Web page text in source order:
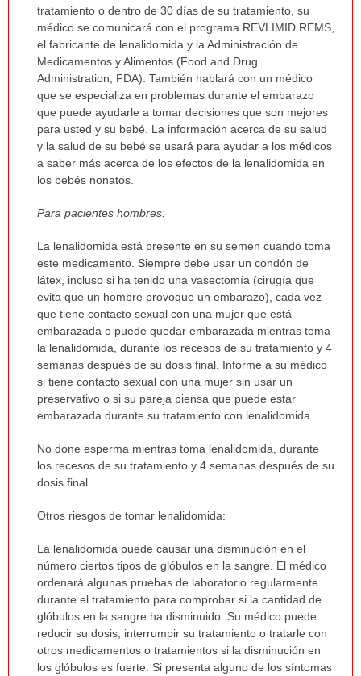
tratamiento o dentro de 30 días de su tratamiento, su
médico se comunicará con el programa REVLIMID REMS,
el fabricante de lenalidomida y la Administración de
Medicamentos y Alimentos (Food and Drug
Administration, FDA). También hablará con un médico
que se especializa en problemas durante el embarazo
que puede ayudarle a tomar decisiones que son mejores
para usted y su bebé. La información acerca de su salud
y la salud de su bebé se usará para ayudar a los médicos
a saber más acerca de los efectos de la lenalidomida en
los bebés nonatos.
Para pacientes hombres:
La lenalidomida está presente en su semen cuando toma
este medicamento. Siempre debe usar un condón de
látex, incluso si ha tenido una vasectomía (cirugía que
evita que un hombre provoque un embarazo), cada vez
que tiene contacto sexual con una mujer que está
embarazada o puede quedar embarazada mientras toma
la lenalidomida, durante los recesos de su tratamiento y 4
semanas después de su dosis final. Informe a su médico
si tiene contacto sexual con una mujer sin usar un
preservativo o si su pareja piensa que puede estar
embarazada durante su tratamiento con lenalidomida.
No done esperma mientras toma lenalidomida, durante
los recesos de su tratamiento y 4 semanas después de su
dosis final.
Otros riesgos de tomar lenalidomida:
La lenalidomida puede causar una disminución en el
número ciertos tipos de glóbulos en la sangre. El médico
ordenará algunas pruebas de laboratorio regularmente
durante el tratamiento para comprobar si la cantidad de
glóbulos en la sangre ha disminuido. Su médico puede
reducir su dosis, interrumpir su tratamiento o tratarle con
otros medicamentos o tratamientos si la disminución en
los glóbulos es fuerte. Si presenta alguno de los síntomas